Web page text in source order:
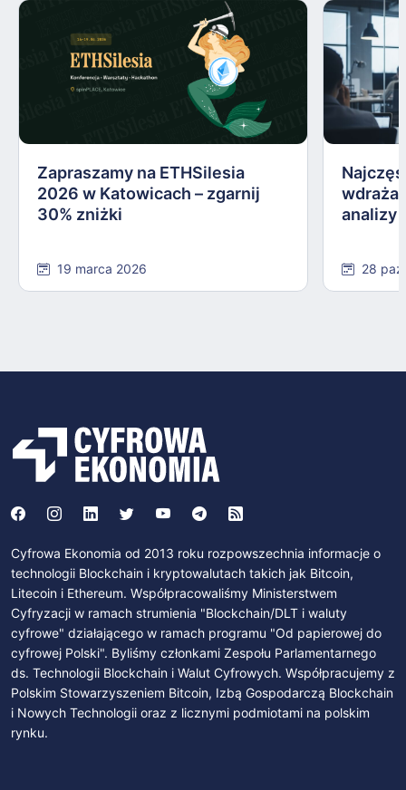
Zapraszamy na ETHSilesia
2026 w Katowicach – zgarnij
30% zniżki
19 marca 2026
analizy
28
Cyfrowa Ekonomia od 2013 roku rozpowszechnia informacje o
technologii Blockchain i kryptowalutach takich jak Bitcoin,
Litecoin i Ethereum. Współpracowaliśmy Ministerstwem
Cyfryzacji w ramach strumienia "Blockchain/DLT i waluty
cyfrowe" działającego w ramach programu "Od papierowej do
cyfrowej Polski". Byliśmy członkami Zespołu Parlamentarnego
ds. Technologii Blockchain i Walut Cyfrowych. Współpracujemy z
Polskim Stowarzyszeniem Bitcoin, Izbą Gospodarczą Blockchain
i Nowych Technologii oraz z licznymi podmiotami na polskim
rynku.